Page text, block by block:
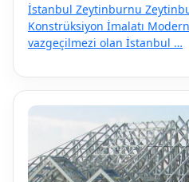
İstanbul Zeytinburnu
Konstrüksiyon İmalatı
vazgeçilmezi olan İstanbul …